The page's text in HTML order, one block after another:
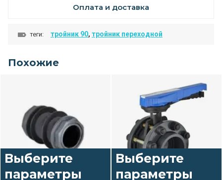
Оплата и доставка
теги: тройник 90, тройник переходной
Похожие
Выберите
параметры
Выберите
параметры